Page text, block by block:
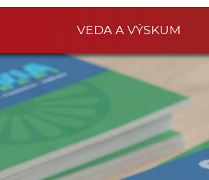
VEDA A VÝSKUM